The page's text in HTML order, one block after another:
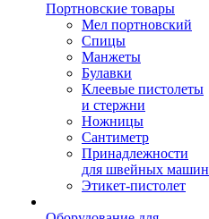
Портновские товары
Мел портновский
Спицы
Манжеты
Булавки
Клеевые пистолеты
и стержни
Ножницы
Сантиметр
Принадлежности
для швейных машин
Этикет-пистолет